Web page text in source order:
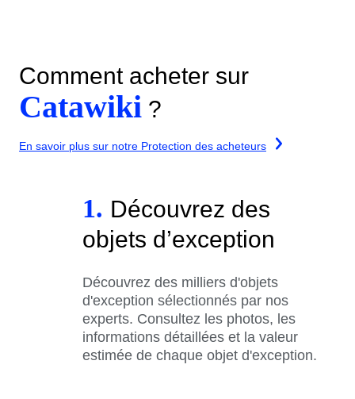
Comment acheter sur
Catawiki ?
En savoir plus sur notre Protection des acheteurs
1. Découvrez des
objets d’exception
Découvrez des milliers d'objets
d'exception sélectionnés par nos
experts. Consultez les photos, les
informations détaillées et la valeur
estimée de chaque objet d'exception.